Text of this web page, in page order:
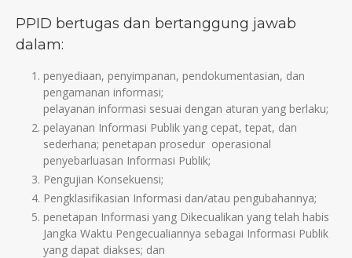
PPID bertugas dan bertanggung jawab
dalam:
penyediaan, penyimpanan, pendokumentasian, dan
pengamanan informasi;
pelayanan informasi sesuai dengan aturan yang berlaku;
pelayanan Informasi Publik yang cepat, tepat, dan
sederhana; penetapan prosedur operasional
penyebarluasan Informasi Publik;
Pengujian Konsekuensi;
Pengklasifikasian Informasi dan/atau pengubahannya;
penetapan Informasi yang Dikecualikan yang telah habis
Jangka Waktu Pengecualiannya sebagai Informasi Publik
yang dapat diakses; dan